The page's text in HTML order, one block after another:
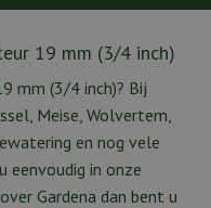
19 mm (3/4 inch)
mm (3/4 inch)? Bij
Meise, Wolvertem,
en nog vele
eenvoudig in onze
Gardena dan bent u